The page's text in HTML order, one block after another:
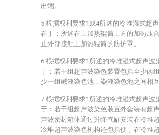
出端。
5.根据权利要求1或4所述的冷堆湿式超
在于：所述在上加热辊筒上方的加热压
止外部接触上加热辊筒的防护罩。
6.根据权利要求1所述的冷堆湿式超声波
于：若干组超声波染色装置包括至少两
少一组碱液染色池，染液染色池之间相互
7.根据权利要求1所述的冷堆湿式超声波
于：若干组超声波染色装置外套装有超
声波密封箱体通过升降气缸安装在冷堆
冷堆超声波染色机构还包括便于在冷堆